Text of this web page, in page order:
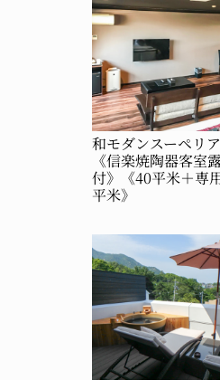
和モダンスーペリ
《信楽焼陶器客室
付》《40平米＋専
平米》